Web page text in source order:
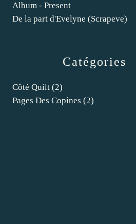
Catégories
Côté Quilt (2)
Pages Des Copines (2)
Album - Present
De la part d'Evelyne (Scrapeve)